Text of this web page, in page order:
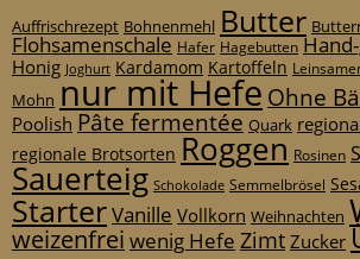
Auffrischrezept Bohnenmehl Butter
Flohsamenschale Hafer Hagebutten
Honig Joghurt Kardamom Kartoffeln
Mohn nur mit Hefe Ohne
Poolish Pâte fermentée Quark
regionale Brotsorten Roggen Rosinen
Sauerteig Schokolade Semmelbrösel
StarterVanille Vollkorn Weihnachten
weizenfrei wenig Hefe ZimtZucker